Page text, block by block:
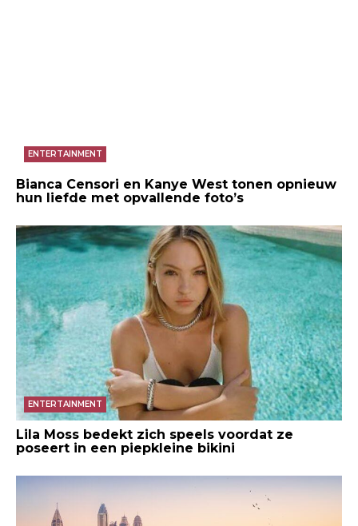
ENTERTAINMENT
Bianca Censori en Kanye West tonen opnieuw
hun liefde met opvallende foto’s
ENTERTAINMENT
Lila Moss bedekt zich speels voordat ze
poseert in een piepkleine bikini